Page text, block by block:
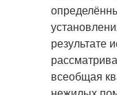
результате
всеобщая